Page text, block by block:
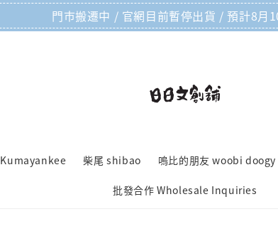
門市搬遷中 / 官網目前暫停出貨 / 預計8月
Kumayankee 柴尾 shibao 嗚比的朋友 woobi doogy
批發合作 Wholesale Inquiries